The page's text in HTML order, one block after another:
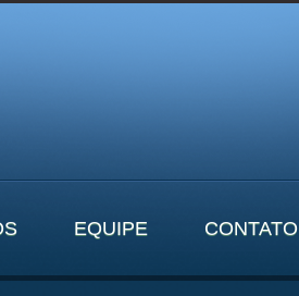
EQUIPE CONTATO